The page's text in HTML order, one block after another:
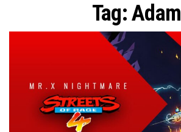
Tag:Adam